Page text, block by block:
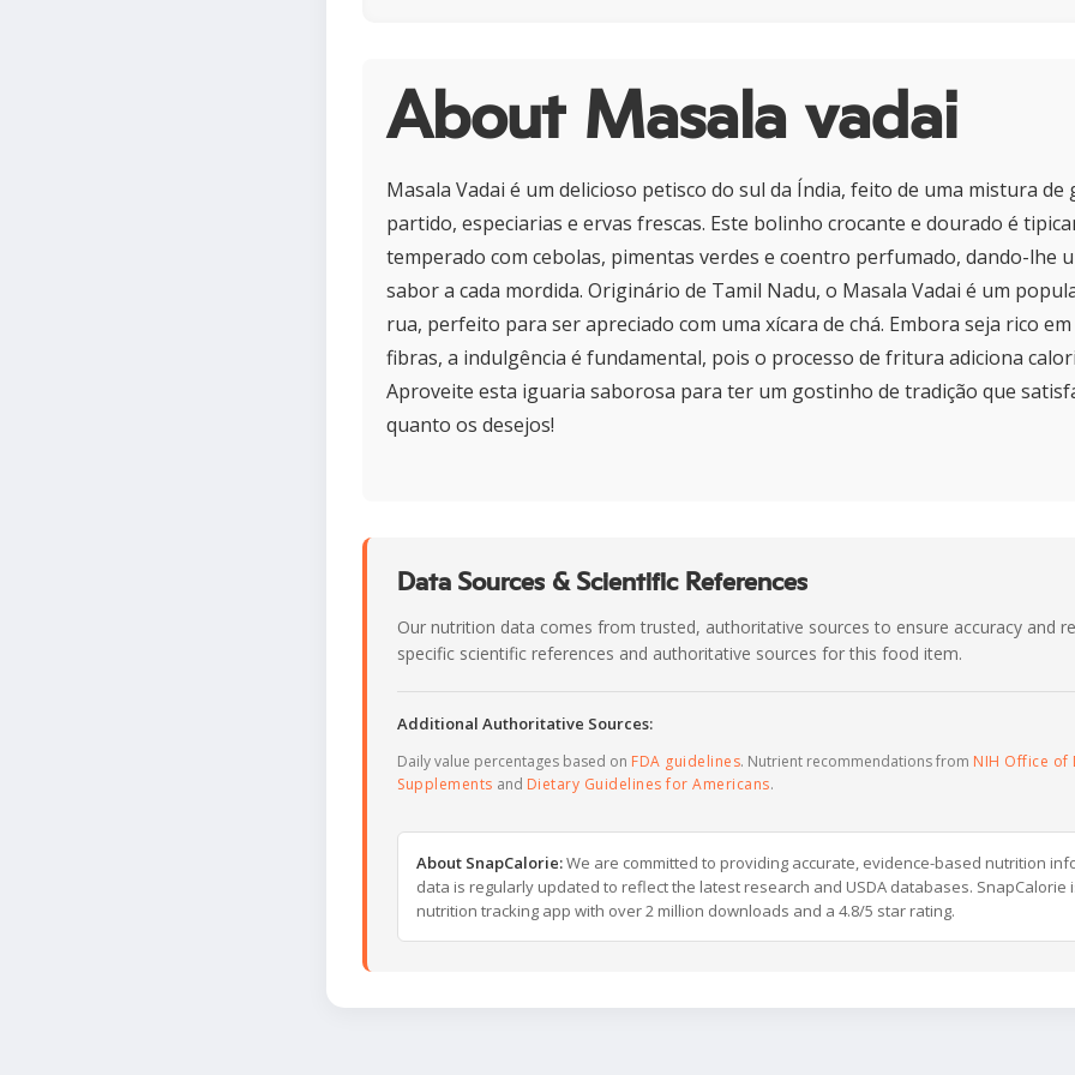
About Masala vadai
Masala Vadai é um delicioso petisco do sul da Índia, feito de uma mistura de
partido, especiarias e ervas frescas. Este bolinho crocante e dourado é
temperado com cebolas, pimentas verdes e coentro perfumado, dando-lhe
sabor a cada mordida. Originário de Tamil Nadu, o Masala Vadai é um
rua, perfeito para ser apreciado com uma xícara de chá. Embora seja rico
fibras, a indulgência é fundamental, pois o processo de fritura adiciona
Aproveite esta iguaria saborosa para ter um gostinho de tradição que
quanto os desejos!
Data Sources & Scientific References
Our nutrition data comes from trusted, authoritative sources to ensure accuracy and
specific scientific references and authoritative sources for this food item.
Additional Authoritative Sources:
Daily value percentages based on FDA guidelines. Nutrient recommendations from NIH Office of
Supplements and Dietary Guidelines for Americans.
About SnapCalorie:We are committed to providing accurate, evidence-based nutrition
data is regularly updated to reflect the latest research and USDA databases. SnapCalorie
nutrition tracking app with over 2 million downloads and a 4.8/5 star rating.